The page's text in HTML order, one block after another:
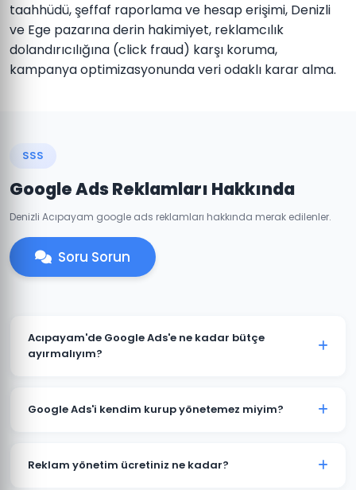
taahhüdü, şeffaf raporlama ve hesap erişimi, Denizli
ve Ege pazarına derin hakimiyet, reklamcılık
dolandırıcılığına (click fraud) karşı koruma,
kampanya optimizasyonunda veri odaklı karar alma.
SSS
Google Ads Reklamları Hakkında
Denizli Acıpayam google ads reklamları hakkında merak edilenler.
Soru Sorun
Acıpayam'de Google Ads'e ne kadar bütçe
ayırmalıyım?
1.500 TL ile başlanabilir. Ancak anlamlı sonuçlar için
Google Ads'i kendim kurup yönetemez miyim?
kampanyalar bütçenizi hızla tüketir. Acıpayam'deki
Reklam yönetim ücretiniz ne kadar?